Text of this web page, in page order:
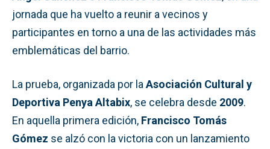
jornada que ha vuelto a reunir a vecinos y
participantes en torno a una de las actividades más
emblemáticas del barrio.
La prueba, organizada por la Asociación Cultural y
Deportiva Penya Altabix, se celebra desde 2009.
En aquella primera edición, Francisco Tomás
Gómez se alzó con la victoria con un lanzamiento